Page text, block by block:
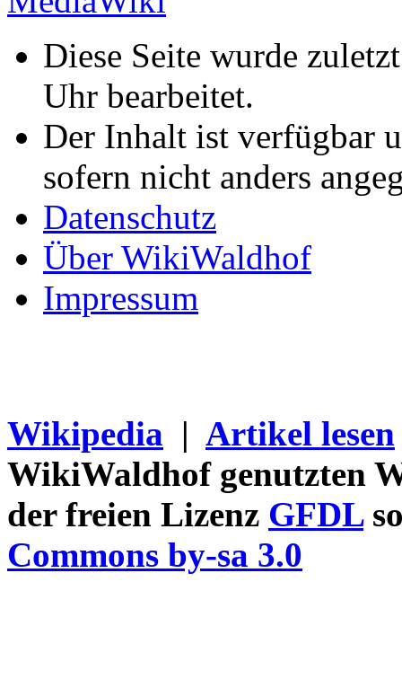
Diese Seite wurde
Uhr bearbeitet.
Der Inhalt ist verfügbar
sofern nicht anders
Datenschutz
Über WikiWaldhof
Impressum
Wikipedia | Artikel lesen
WikiWaldhof genutzten
der freien Lizenz GFDL
Commons by-sa 3.0